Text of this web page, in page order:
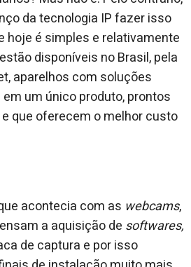
da tecnologia IP fazer isso
hoje é simples e relativamente
disponíveis no Brasil, pela
aparelhos com soluções
um único produto, prontos
que oferecem o melhor custo
acontecia com as webcams,
a aquisição de softwares,
de captura e por isso